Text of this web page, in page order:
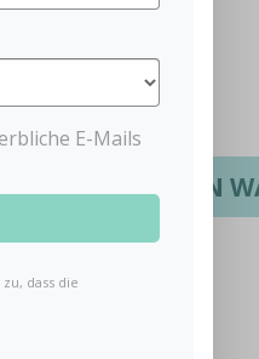
IN DEN
E-Mails
dass die